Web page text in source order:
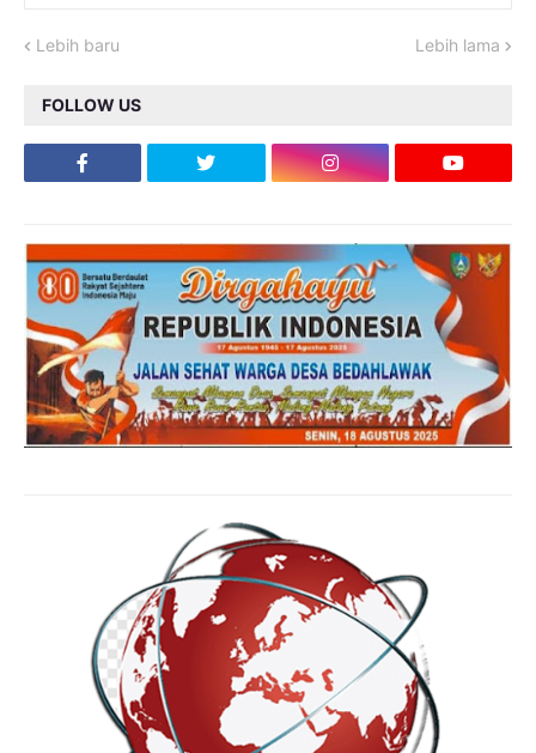
Lebih baru Lebih lama
FOLLOW US